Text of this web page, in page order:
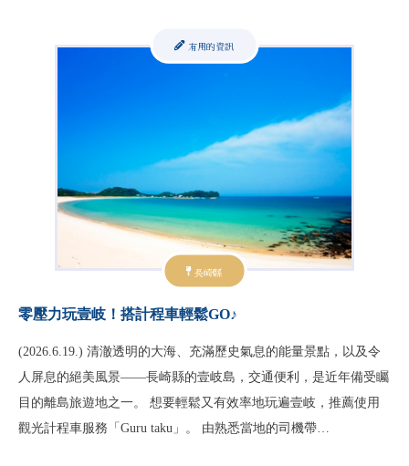
長崎縣
有用的資訊
零壓力玩壹岐！搭計程車輕鬆GO♪
(2026.6.19.) 清澈透明的大海、充滿歷史氣息的能量景點，以及令
人屏息的絕美風景——長崎縣的壹岐島，交通便利，是近年備受矚
目的離島旅遊地之一。 想要輕鬆又有效率地玩遍壹岐，推薦使用
觀光計程車服務「Guru taku」。 由熟悉當地的司機帶…